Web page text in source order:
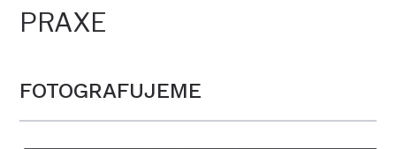
PRAXE
FOTOGRAFUJEME